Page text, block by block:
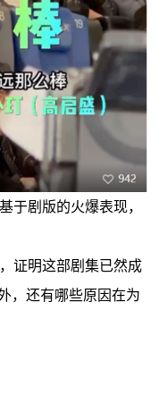
于剧版的火爆表现，
证明这部剧集已然成
，还有哪些原因在为